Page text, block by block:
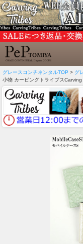
グレースコンチネンタルTOP > グ
小物 カービングトライブスCarving